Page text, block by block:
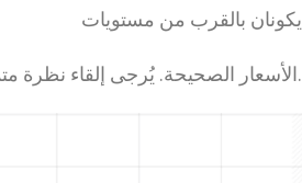
يكونان بالقرب من مستويات
.الأسعار الصحيحة. يُرجى إلقاء نظرة